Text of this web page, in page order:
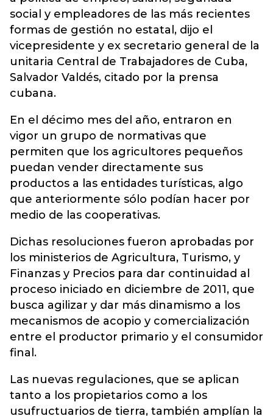
social y empleadores de las más recientes
formas de gestión no estatal, dijo el
vicepresidente y ex secretario general de la
unitaria Central de Trabajadores de Cuba,
Salvador Valdés, citado por la prensa
cubana.
En el décimo mes del año, entraron en
vigor un grupo de normativas que
permiten que los agricultores pequeños
puedan vender directamente sus
productos a las entidades turísticas, algo
que anteriormente sólo podían hacer por
medio de las cooperativas.
Dichas resoluciones fueron aprobadas por
los ministerios de Agricultura, Turismo, y
Finanzas y Precios para dar continuidad al
proceso iniciado en diciembre de 2011, que
busca agilizar y dar más dinamismo a los
mecanismos de acopio y comercialización
entre el productor primario y el consumidor
final.
Las nuevas regulaciones, que se aplican
tanto a los propietarios como a los
usufructuarios de tierra, también amplían la